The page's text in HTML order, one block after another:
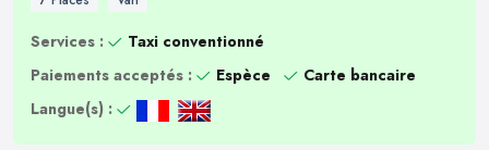
Services :
Taxi conventionné
Paiements acceptés :
Espèce
Carte bancaire
Langue(s) :